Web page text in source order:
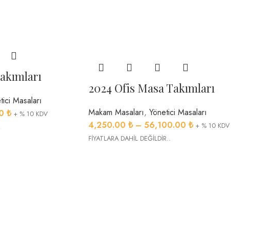
Masaları
₺ + % 10 KDV
2024 Ofis Masa Takımları
Makam Masaları, Yönetici Masaları
4,250.00 ₺ – 56,100.00 ₺ + % 10 KDV
FİYATLARA DAHİL DEĞİLDİR..